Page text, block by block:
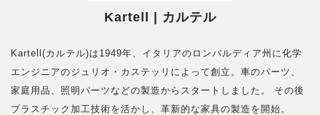
Kartell | カルテル
Kartell(カルテル)は1949年、イタリアのロンバルディア州に化学
エンジニアのジュリオ・カステッリによって創立。車のパーツ、
家庭用品、照明パーツなどの製造からスタートしました。 その後
プラスチック加工技術を活かし、革新的な家具の製造を開始。